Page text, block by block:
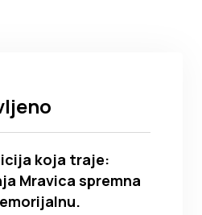
koja traje:
Mravica spremna